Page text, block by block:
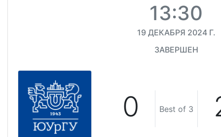
13:30
19 ДЕКАБРЯ 2024 Г.
ЗАВЕРШЕН
0 Best of 3